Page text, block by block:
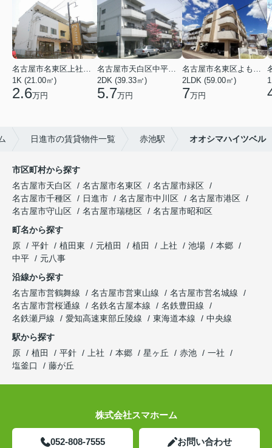
名古屋市名東区上社２丁目
1K (21.00㎡)
2.6万円
名古屋市天白区中平２丁目
2DK (39.33㎡)
5.7万円
名古屋市名東区よもぎ台２丁目
2LDK (59.00㎡)
7万円
日進市の賃貸物件一覧 赤池駅 オオシマハイツベル
市区町村から探す
名古屋市天白区
名古屋市名東区
名古屋市緑区
名古屋市千種区
日進市 名古屋市中川区
名古屋市港区
名古屋市守山区
名古屋市瑞穂区
名古屋市昭和区
町名から探す
原
平針 植田東 元植田 植田 上社 池場
本郷
中平
元八事
沿線から探す
名古屋市営鶴舞線
名古屋市営東山線
名古屋市営名城線
名古屋市営桜通線
名鉄名古屋本線
名鉄豊田線
名鉄瀬戸線
愛知高速東部丘陵線 東海道本線
中央線
駅から探す
原
植田 平針 上社 本郷 星ヶ丘 赤池
一社
塩釜口
藤が丘
株式会社スマホーム
052-808-7555 お問い合わせ